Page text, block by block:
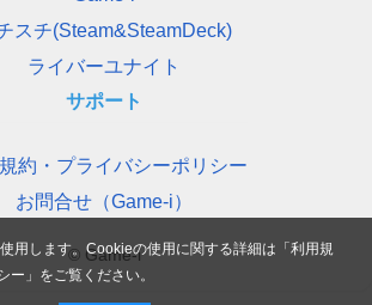
スチ(Steam&SteamDeck)
ライバーユナイト
サポート
約・プライバシーポリシー
お問合せ（Game-i）
© Game-i
用します。Cookieの使用に関する詳細は「利用規
ー 」をご覧ください。